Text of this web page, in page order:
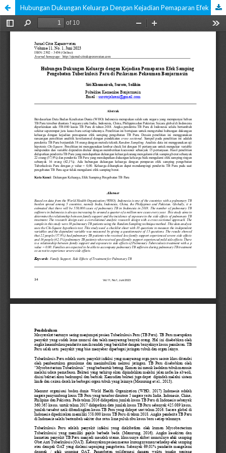
Hubungan Dukungan Keluarga Dengan Kejadian Pemaparan Efek Samping Pengobatan Tuberkulosis Paru Di Wilayah Kerja Puskesmas Pekauman Banjarmasin